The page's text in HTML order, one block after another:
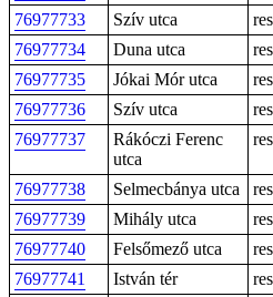
76977733
Szív utca
76977734
Duna utca
76977735
Jókai Mór utca
76977736
Szív utca
76977737
Rákóczi Ferenc
utca
76977738 Selmecbánya utca
76977739
Mihály utca
76977740
Felsőmező utca
76977741
István tér